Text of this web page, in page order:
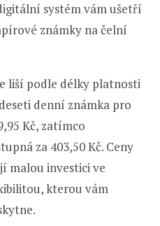
systém vám ušetří
známky na čelní
liší podle délky platnosti
denní známka pro
Kč, zatímco
za 403,50 Kč. Ceny
malou investici ve
kterou vám